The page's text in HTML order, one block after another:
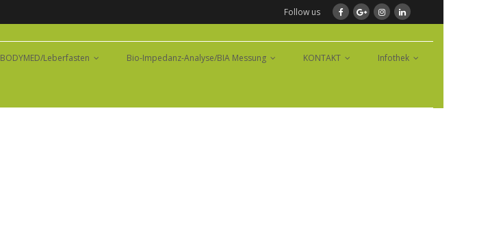
Follow us
BODYMED/Leberfasten Bio-Impedanz-Analyse/BIA Messung KONTAKT Infothek